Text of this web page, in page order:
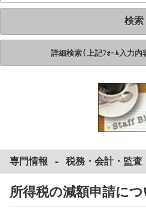
検索
詳細検索(上記ﾌｫｰﾑ入力内
専門情報 - 税務 ・ 会計・ 監査
所得税の減額申請につ